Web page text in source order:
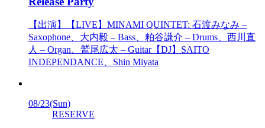
【出演】【LIVE】MINAMI QUINTET: 石渡みなみ –
Saxophone、大内毅 – Bass、粕谷謙介 – Drums、西川直
人 – Organ、鷲尾広太 – Guitar【DJ】SAITO
INDEPENDANCE、Shin Miyata
08/23(Sun)
RESERVE